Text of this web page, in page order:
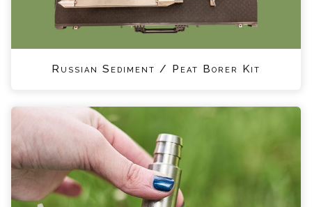
Russian Sediment / Peat Borer Kit